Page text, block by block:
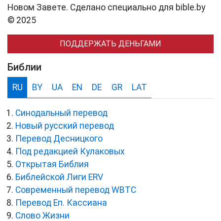
Новом Завете. Сделано специально для bible.by
© 2025
ПОДДЕРЖАТЬ ДЕНЬГАМИ
Библии
RU BY UA EN DE GR LAT
Синодальный перевод
Новый русский перевод
Перевод Десницкого
Под редакцией Кулаковых
Открытая Библия
Библейской Лиги ERV
Cовременный перевод WBTC
Перевод Еп. Кассиана
Слово Жизни